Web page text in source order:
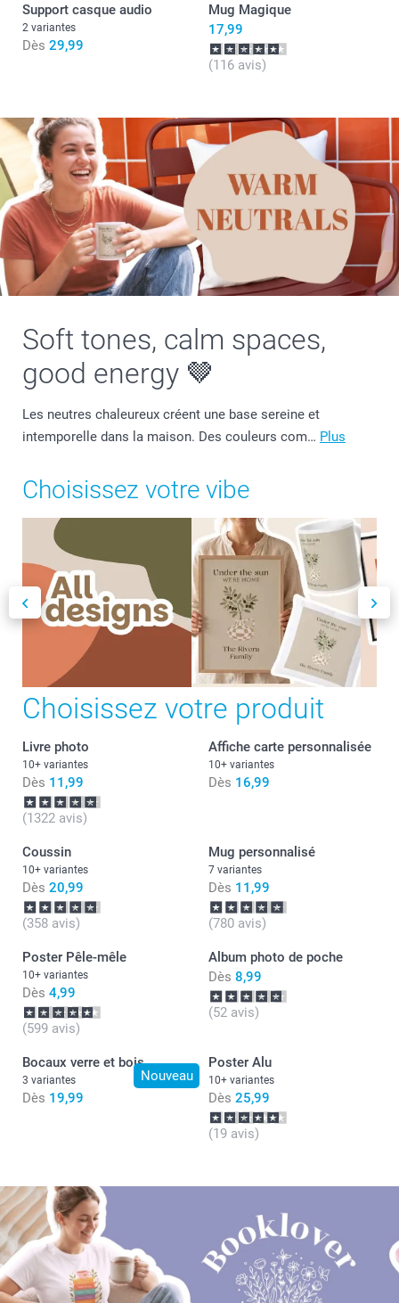
Support casque audio
2 variantes
Dès 29,99
Mug Magique
17,99
(116 avis)
Soft tones, calm spaces,
good energy 🤎
Les neutres chaleureux créent une base sereine et
intemporelle dans la maison. Des couleurs com… Plus
Choisissez votre vibe
Choisissez votre produit
Livre photo
10+ variantes
Dès 11,99
(1322 avis)
Affiche carte personnalisée
10+ variantes
Dès 16,99
Coussin
10+ variantes
Dès 20,99
(358 avis)
Mug personnalisé
7 variantes
Dès 11,99
(780 avis)
Poster Pêle-mêle
10+ variantes
Dès 4,99
(599 avis)
Album photo de poche
Dès 8,99
(52 avis)
Nouveau
Bocaux verre et bois
3 variantes
Dès 19,99
Poster Alu
10+ variantes
Dès 25,99
(19 avis)